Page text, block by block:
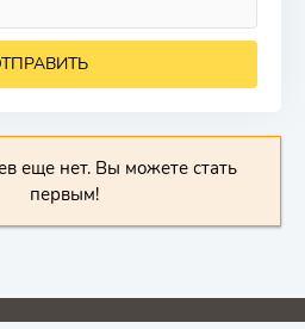
еще нет. Вы можете стать
первым!